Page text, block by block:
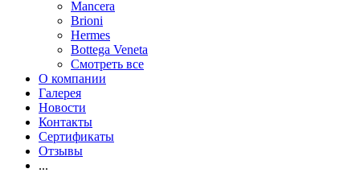
Mancera
Brioni
Hermes
Bottega Veneta
Смотреть все
О компании
Галерея
Новости
Контакты
Сертификаты
Отзывы
...